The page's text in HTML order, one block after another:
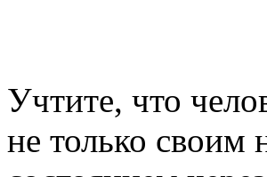
Учтите, что
не только